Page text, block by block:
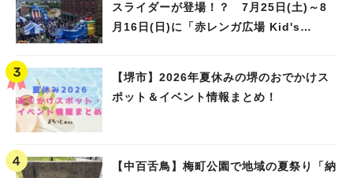
スライダーが登場！？ 7月25日(土)～8
月16日(日)に「赤レンガ広場 Kid's
【堺市】2026年夏休みの堺のおでかけス
ポット＆イベント情報まとめ！
【中百舌鳥】梅町公園で地域の夏祭り「納